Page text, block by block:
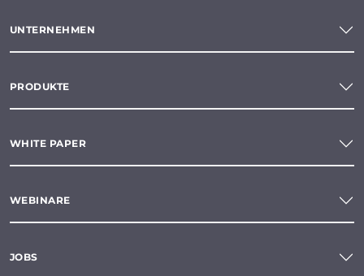
UNTERNEHMEN
PRODUKTE
WHITE PAPER
WEBINARE
JOBS